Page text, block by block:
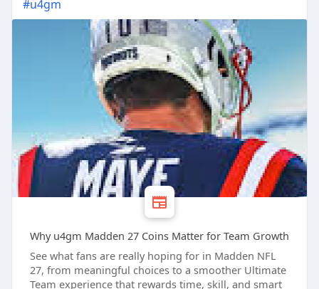
#u4gm
Why u4gm Madden 27 Coins Matter for Team Growth
See what fans are really hoping for in Madden NFL
27, from meaningful choices to a smoother Ultimate
Team experience that rewards time, skill, and smart